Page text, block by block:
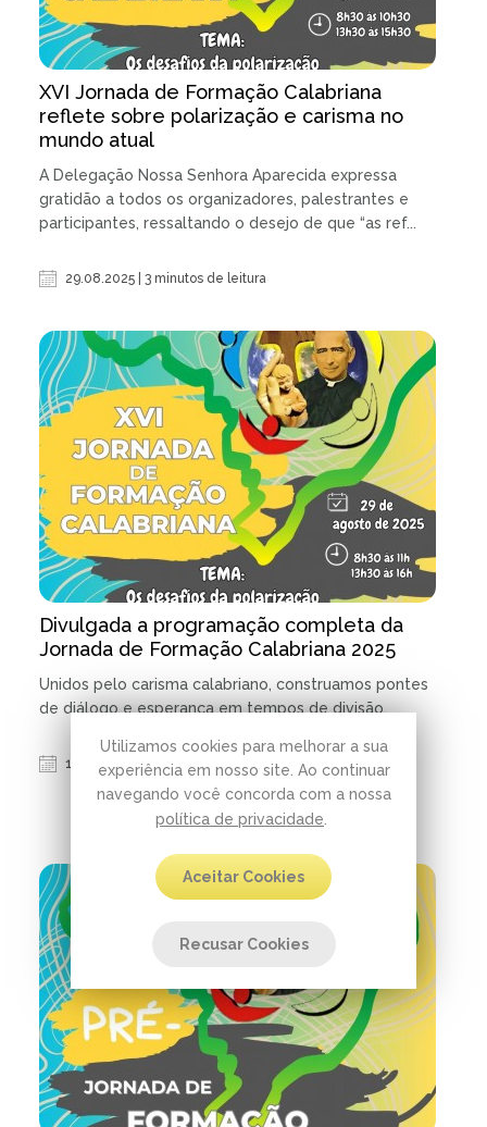
Utilizamos cookies para melhorar a sua
experiência em nosso site. Ao continuar
navegando você concorda com a nossa
política de privacidade
Aceitar Cookies
Recusar Cookies
XVI Jornada de Formação Calabriana
reflete sobre polarização e carisma no
mundo atual
A Delegação Nossa Senhora Aparecida expressa
gratidão a todos os organizadores, palestrantes e
participantes, ressaltando o desejo de que “as ref...
29.08.2025 | 3 minutos de leitura
Divulgada a programação completa da
Jornada de Formação Calabriana 2025
Unidos pelo carisma calabriano, construamos pontes
de diálogo e esperança em tempos de divisão.
11.08.2025 | 3 minutos de leitura